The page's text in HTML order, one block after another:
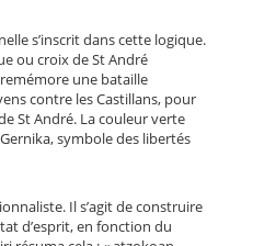
s’inscrit dans cette logique.
ou croix de St André
une bataille
contre les Castillans, pour
St André. La couleur verte
symbole des libertés
Il s’agit de construire
d’esprit, en fonction du